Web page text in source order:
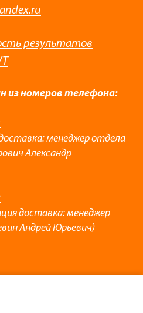
результатов
из номеров телефона:
менеджер отдела
Александр
доставка: менеджер
Андрей Юрьевич)